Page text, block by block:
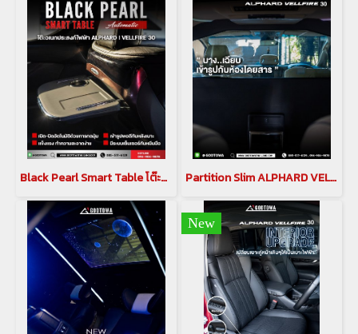
Black Pearl Smart Table โต๊ะอเนกประสงค์ไฟฟ้า พร้อมเบาะพักเท้า black pearl สำหรับ Alphard Vellfire 30 Partition Slim ALPHARD VELLFIRE 30 ฉากกั้นห้องโดยสาร อัลพาร์ด เวลไฟร์ 30
New